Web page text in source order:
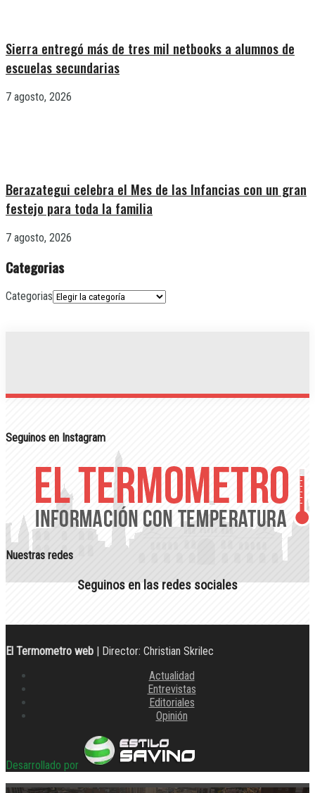
Sierra entregó más de tres mil netbooks a alumnos de
escuelas secundarias
7 agosto, 2026
Berazategui celebra el Mes de las Infancias con un gran
festejo para toda la familia
7 agosto, 2026
Categorias
Categorias
Seguinos en Instagram
Nuestras redes
Seguinos en las redes sociales
El Termometro web | Director: Christian Skrilec
Actualidad
Entrevistas
Editoriales
Opinión
Desarrollado por